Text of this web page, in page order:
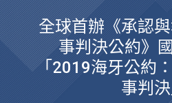
全球首辦《承認
事判決公約》
「2019海牙公約
事判